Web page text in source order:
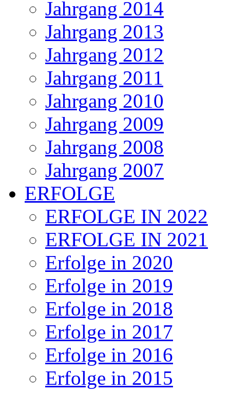
Jahrgang 2014
Jahrgang 2013
Jahrgang 2012
Jahrgang 2011
Jahrgang 2010
Jahrgang 2009
Jahrgang 2008
Jahrgang 2007
ERFOLGE
ERFOLGE IN 2022
ERFOLGE IN 2021
Erfolge in 2020
Erfolge in 2019
Erfolge in 2018
Erfolge in 2017
Erfolge in 2016
Erfolge in 2015